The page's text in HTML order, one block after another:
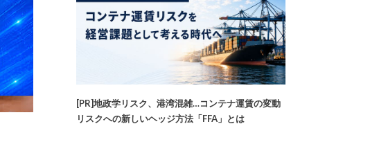
[PR]地政学リスク、港湾混雑…コンテナ運賃の変動
リスクへの新しいヘッジ方法「FFA」とは